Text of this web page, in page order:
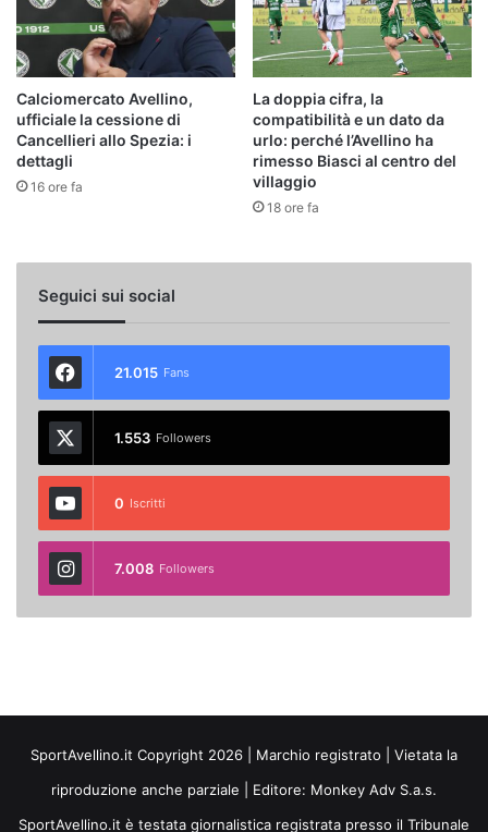
Calciomercato Avellino,
ufficiale la cessione di
Cancellieri allo Spezia: i
dettagli
16 ore fa
La doppia cifra, la
compatibilità e un dato da
urlo: perché l’Avellino ha
rimesso Biasci al centro del
villaggio
18 ore fa
Seguici sui social
21.015 Fans
1.553 Followers
0 Iscritti
7.008 Followers
SportAvellino.it Copyright 2026 | Marchio registrato | Vietata la
riproduzione anche parziale | Editore: Monkey Adv S.a.s.
SportAvellino.it è testata giornalistica registrata presso il Tribunale